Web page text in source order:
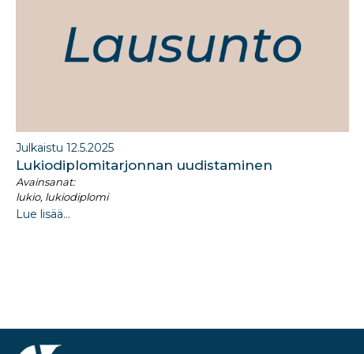
Julkaistu 12.5.2025
Lukiodiplomitarjonnan uudistaminen
Avainsanat:
lukio, lukiodiplomi
Lue lisää...